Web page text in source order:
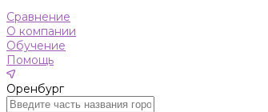
Сравнение
О компании
Обучение
Помощь
Оренбург